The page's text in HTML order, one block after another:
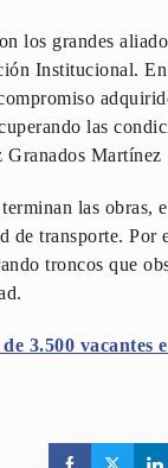
los grandes
Institucional.
las
Martínez
las obras,
de transporte.
troncos que
3.500 vacantes